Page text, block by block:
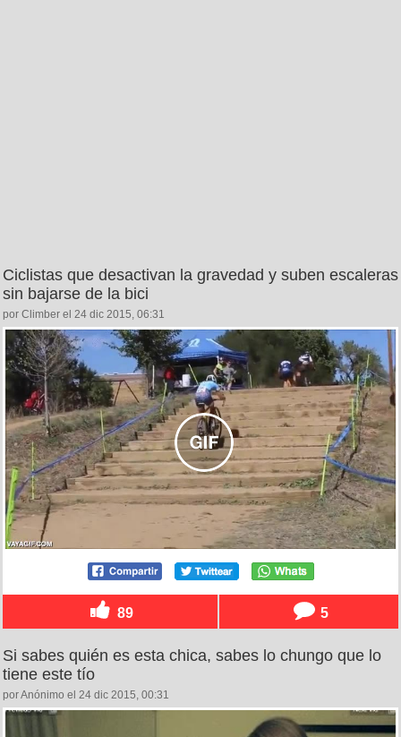
Ciclistas que desactivan la gravedad y suben escaleras
sin bajarse de la bici
por Climber el 24 dic 2015, 06:31
89 5
Si sabes quién es esta chica, sabes lo chungo que lo
tiene este tío
por Anónimo el 24 dic 2015, 00:31